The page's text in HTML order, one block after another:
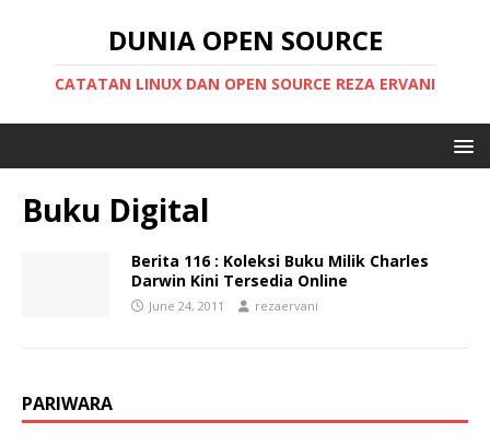
DUNIA OPEN SOURCE
CATATAN LINUX DAN OPEN SOURCE REZA ERVANI
Buku Digital
Berita 116 : Koleksi Buku Milik Charles
Darwin Kini Tersedia Online
June 24, 2011 rezaervani
PARIWARA